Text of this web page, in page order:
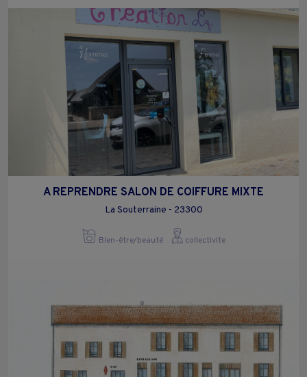
A REPRENDRE SALON DE COIFFURE MIXTE
La Souterraine - 23300
Bien-être/beauté collectivite